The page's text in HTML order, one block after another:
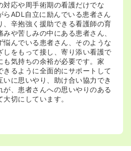
対応や周手術期の看護だけでな
らADL自立に励んでいる患者さん
、辛抱強く援助できる看護師の育
や苦しみの中にある患者さん、
悩んでいる患者さん、そのような
しをもって接し、寄り添い看護で
も気持ちの余裕が必要です。家
きるように全面的にサポートして
いに思いやり、助け合い協力でき
が、患者さんへの思いやりのある
切にしています。